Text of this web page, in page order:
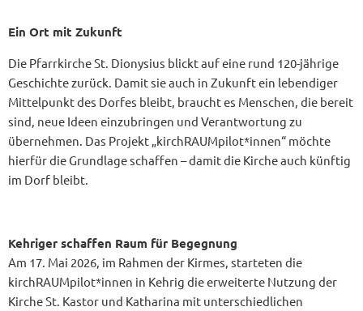
Ein Ort mit Zukunft
Die Pfarrkirche St. Dionysius blickt auf eine rund 120-jährige
Geschichte zurück. Damit sie auch in Zukunft ein lebendiger
Mittelpunkt des Dorfes bleibt, braucht es Menschen, die bereit
sind, neue Ideen einzubringen und Verantwortung zu
übernehmen. Das Projekt „kirchRAUMpilot*innen“ möchte
hierfür die Grundlage schaffen – damit die Kirche auch künftig
im Dorf bleibt.
Kehriger schaffen Raum für Begegnung
Am 17. Mai 2026, im Rahmen der Kirmes, starteten die
kirchRAUMpilot*innen in Kehrig die erweiterte Nutzung der
Kirche St. Kastor und Katharina mit unterschiedlichen